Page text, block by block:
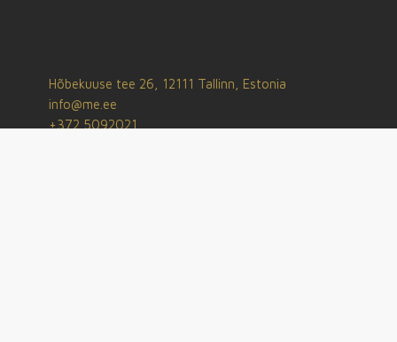
Hõbekuuse tee 26, 12111 Tallinn, Estonia
info@me.ee
+372 5092021